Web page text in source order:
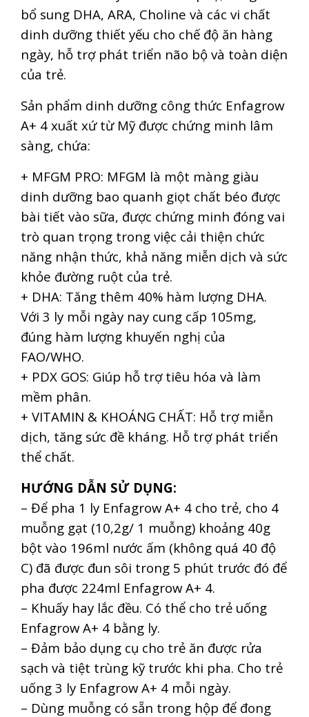
bổ sung DHA, ARA, Choline và các vi chất
dinh dưỡng thiết yếu cho chế độ ăn hàng
ngày, hỗ trợ phát triển não bộ và toàn diện
của trẻ.
Sản phẩm dinh dưỡng công thức Enfagrow
A+ 4 xuất xứ từ Mỹ được chứng minh lâm
sàng, chứa:
+ MFGM PRO: MFGM là một màng giàu
dinh dưỡng bao quanh giọt chất béo được
bài tiết vào sữa, được chứng minh đóng vai
trò quan trọng trong việc cải thiện chức
năng nhận thức, khả năng miễn dịch và sức
khỏe đường ruột của trẻ.
+ DHA: Tăng thêm 40% hàm lượng DHA.
Với 3 ly mỗi ngày nay cung cấp 105mg,
đúng hàm lượng khuyến nghị của
FAO/WHO.
+ PDX GOS: Giúp hỗ trợ tiêu hóa và làm
mềm phân.
+ VITAMIN & KHOÁNG CHẤT: Hỗ trợ miễn
dịch, tăng sức đề kháng. Hỗ trợ phát triển
thể chất.
HƯỚNG DẪN SỬ DỤNG:
– Để pha 1 ly Enfagrow A+ 4 cho trẻ, cho 4
muỗng gạt (10,2g/ 1 muỗng) khoảng 40g
bột vào 196ml nước ấm (không quá 40 độ
C) đã được đun sôi trong 5 phút trước đó để
pha được 224ml Enfagrow A+ 4.
– Khuấy hay lắc đều. Có thể cho trẻ uống
Enfagrow A+ 4 bằng ly.
– Đảm bảo dụng cụ cho trẻ ăn được rửa
sạch và tiệt trùng kỹ trước khi pha. Cho trẻ
uống 3 ly Enfagrow A+ 4 mỗi ngày.
– Dùng muỗng có sẵn trong hộp để đong